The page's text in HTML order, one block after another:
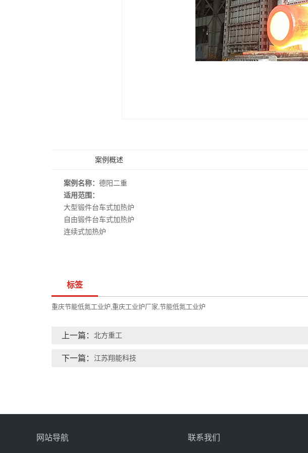
案例概述
案例名称： 德阳二重
适用范围：
大型锻件台车式加热炉
自由锻件台车式加热炉
连续式加热炉
标签
重庆节能低氮工业炉,重庆工业炉厂家,节能低氮工业炉
上一篇： 北方重工
下一篇： 江苏翔能科技
网站导航 联系我们